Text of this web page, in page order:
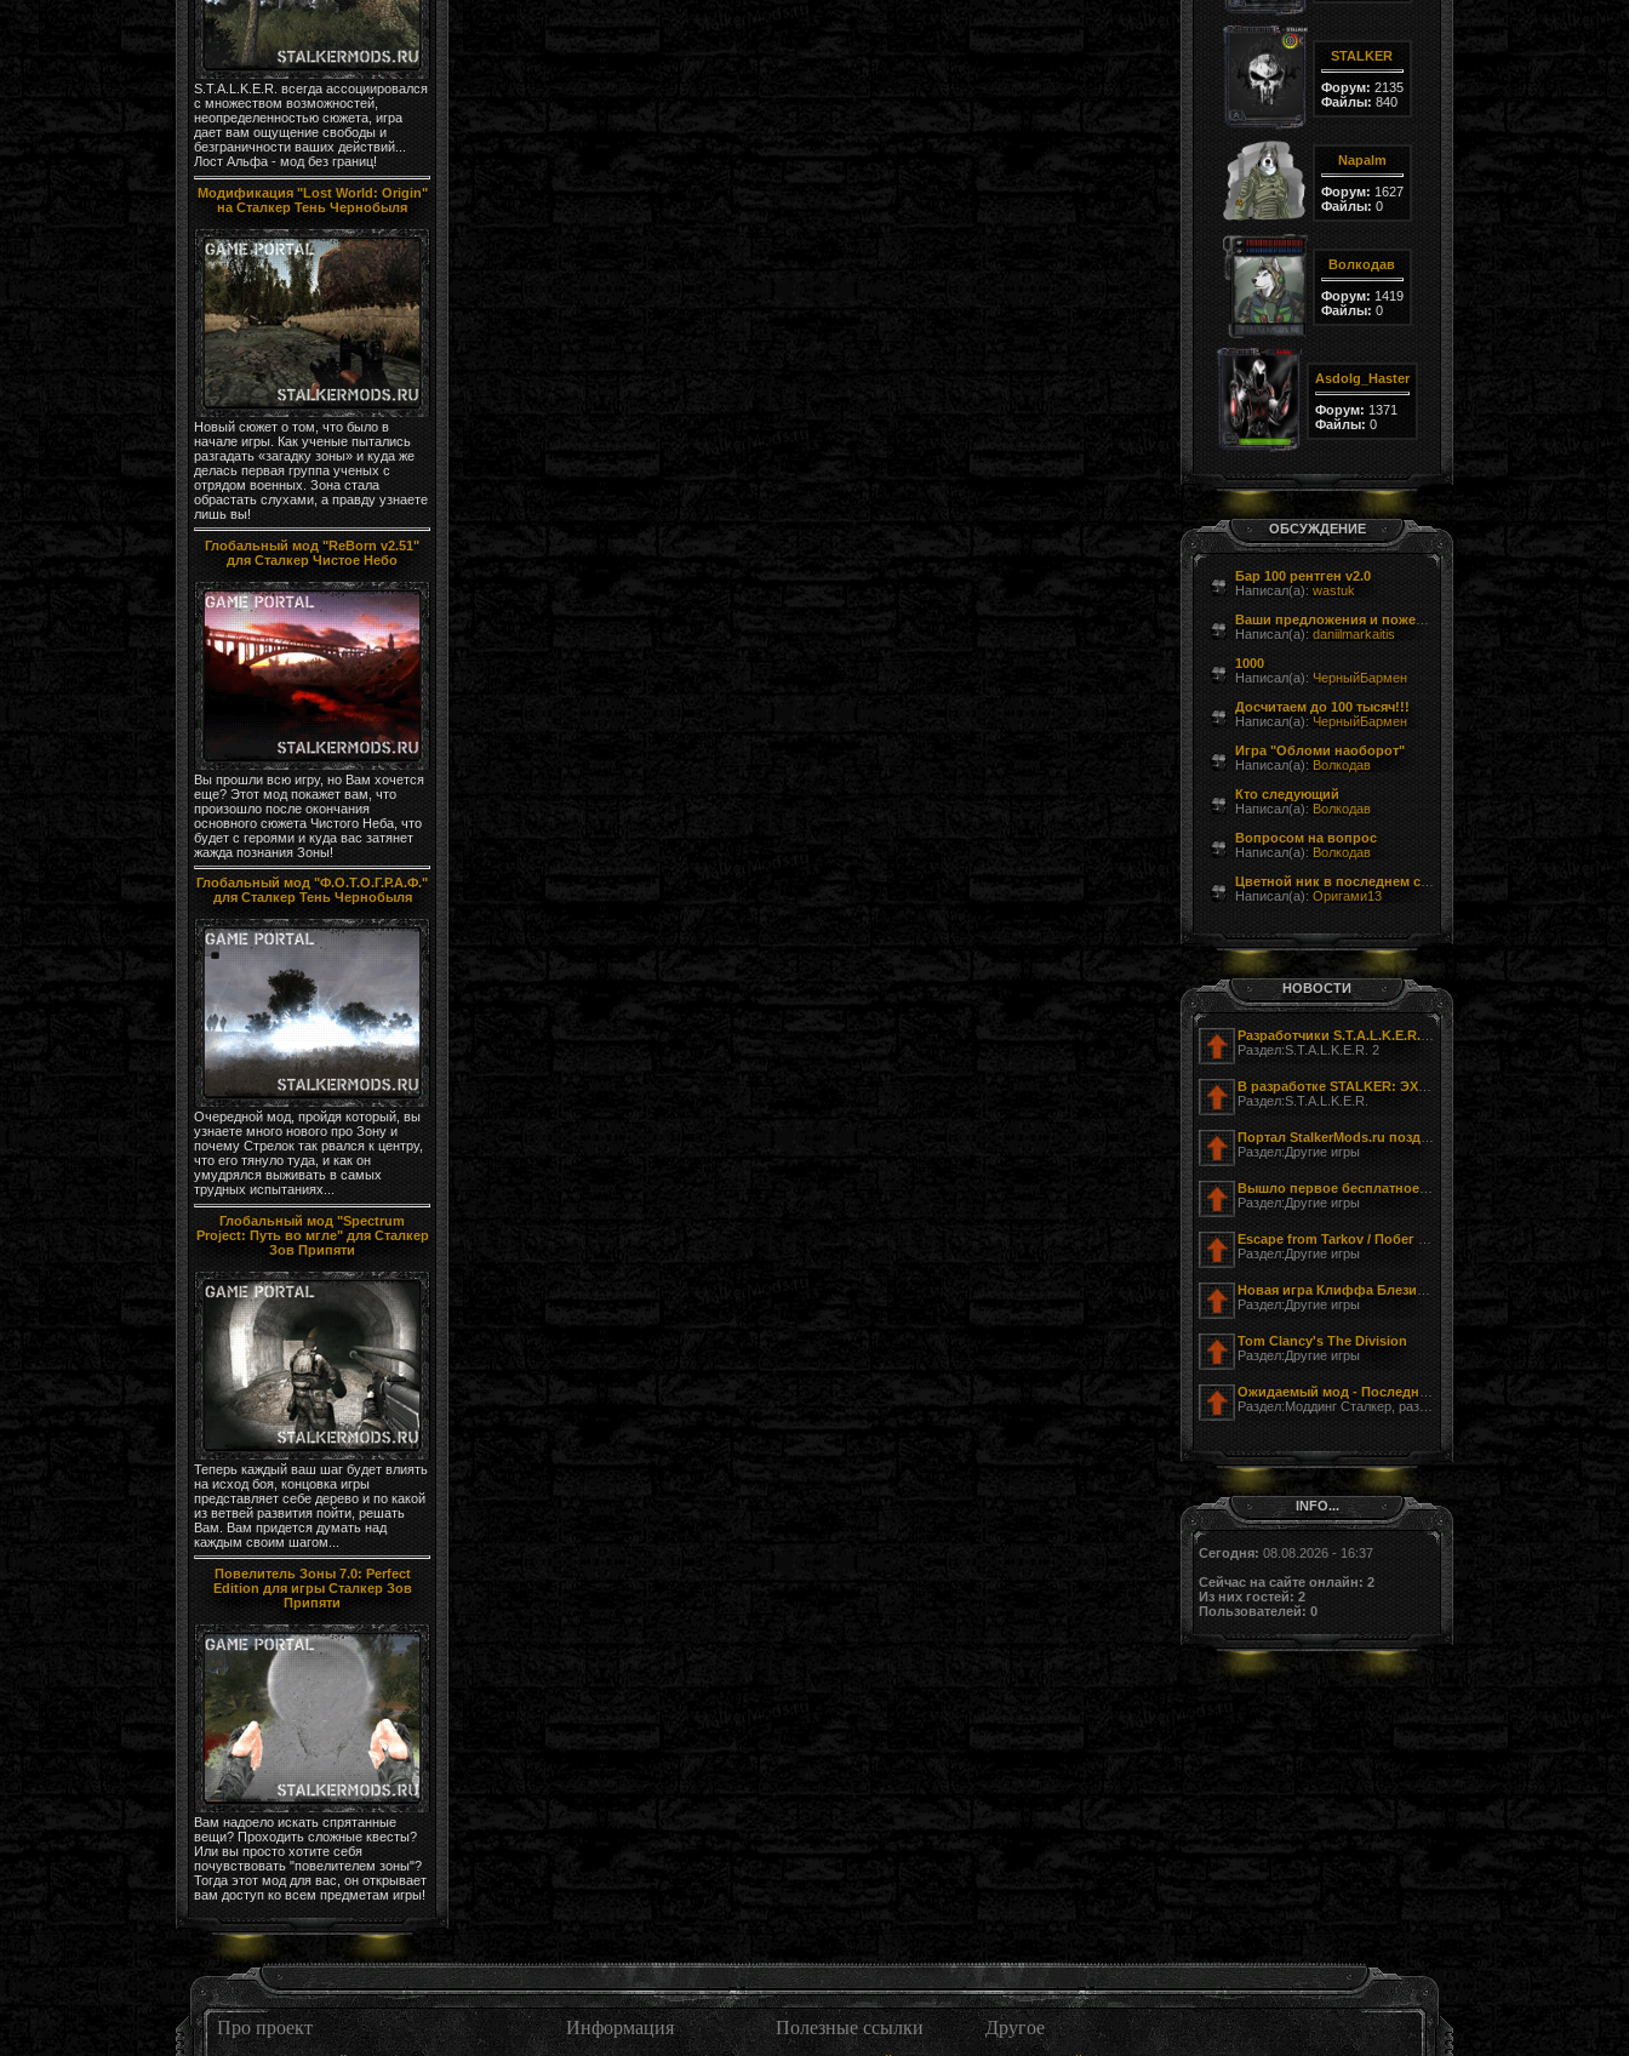
S.T.A.L.K.E.R. всегда ассоциировался
с множеством возможностей,
неопределенностью сюжета, игра
дает вам ощущение свободы и
безграничности ваших действий...
Лост Альфа - мод без границ!
Модификация "Lost World: Origin"
на Сталкер Тень Чернобыля
Новый сюжет о том, что было в
начале игры. Как ученые пытались
разгадать «загадку зоны» и куда же
делась первая группа ученых с
отрядом военных. Зона стала
обрастать слухами, а правду узнаете
лишь вы!
Глобальный мод "ReBorn v2.51"
для Сталкер Чистое Небо
Вы прошли всю игру, но Вам хочется
еще? Этот мод покажет вам, что
произошло после окончания
основного сюжета Чистого Неба, что
будет с героями и куда вас затянет
жажда познания Зоны!
Глобальный мод "Ф.О.Т.О.Г.Р.А.Ф."
для Сталкер Тень Чернобыля
Очередной мод, пройдя который, вы
узнаете много нового про Зону и
почему Стрелок так рвался к центру,
что его тянуло туда, и как он
умудрялся выживать в самых
трудных испытаниях...
Глобальный мод "Spectrum
Project: Путь во мгле" для Сталкер
Зов Припяти
Теперь каждый ваш шаг будет влиять
на исход боя, концовка игры
представляет себе дерево и по какой
из ветвей развития пойти, решать
Вам. Вам придется думать над
каждым своим шагом...
Повелитель Зоны 7.0: Perfect
Edition для игры Сталкер Зов
Припяти
Вам надоело искать спрятанные
вещи? Проходить сложные квесты?
Или вы просто хотите себя
почувствовать "повелителем зоны"?
Тогда этот мод для вас, он открывает
вам доступ ко всем предметам игры!
STALKER
Форум: 2135
Файлы: 840
Napalm
Форум: 1627
Файлы: 0
Волкодав
Форум: 1419
Файлы: 0
Asdolg_Haster
Форум: 1371
Файлы: 0
ОБСУЖДЕНИЕ
Бар 100 рентген v2.0
Написал(а): wastuk
Написал(а): daniilmarkaitis
1000
Написал(а): ЧерныйБармен
Досчитаем до 100 тысяч!!!
Написал(а): ЧерныйБармен
Игра "Обломи наоборот"
Написал(а): Волкодав
Кто следующий
Написал(а): Волкодав
Вопросом на вопрос
Написал(а): Волкодав
Написал(а): Оригами13
НОВОСТИ
Раздел:S.T.A.L.K.E.R. 2
Раздел:S.T.A.L.K.E.R.
Раздел:Другие игры
Раздел:Другие игры
Раздел:Другие игры
Раздел:Другие игры
Tom Clancy's The Division
Раздел:Другие игры
Раздел:Моддинг Сталкер, разработка модов
INFO...
Сегодня: 08.08.2026 - 16:37
Сейчас на сайте онлайн: 2
Из них гостей: 2
Пользователей: 0
Про проект Информация Полезные ссылки Другое